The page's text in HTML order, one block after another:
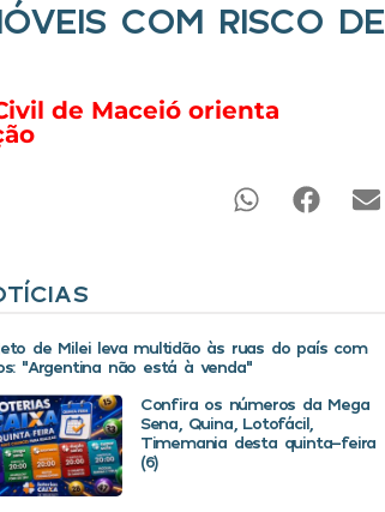
COM RISCO DE
de Maceió orienta
de Milei leva multidão às ruas do país com
“Argentina não está à venda”
Confira os números da Mega
Sena, Quina, Lotofácil,
Timemania desta quinta-feira
(6)